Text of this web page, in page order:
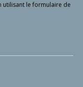
utilisant le formulaire de